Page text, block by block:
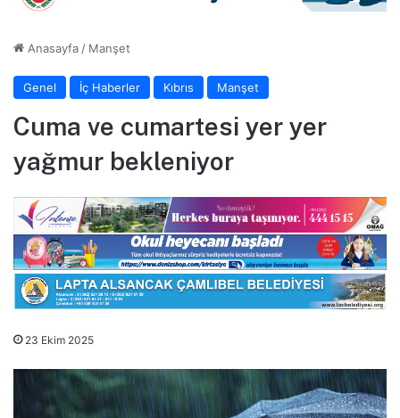
Anasayfa / Manşet
Genel İç Haberler Kıbrıs Manşet
Cuma ve cumartesi yer yer
yağmur bekleniyor
23 Ekim 2025